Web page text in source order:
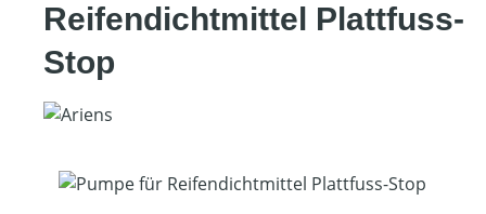
Reifendichtmittel Plattfuss-
Stop
Bildergalerie überspringen